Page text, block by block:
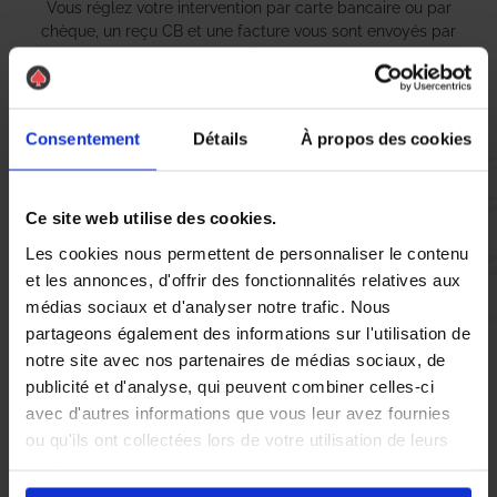
Consentement Détails À propos des cookies
Ce site web utilise des cookies.
Les cookies nous permettent de personnaliser le contenu
et les annonces, d'offrir des fonctionnalités relatives aux
médias sociaux et d'analyser notre trafic. Nous
partageons également des informations sur l'utilisation de
notre site avec nos partenaires de médias sociaux, de
publicité et d'analyse, qui peuvent combiner celles-ci
avec d'autres informations que vous leur avez fournies
ou qu'ils ont collectées lors de votre utilisation de leurs
Vous réglez votre intervention par carte bancaire ou par
chèque, un reçu CB et une facture vous sont envoyés par
mail.
Etape 5 :
Vous recevez une demande d’évaluation de votre expérience
Nous avons pensé à tout
À Villeurbanne, la présence de nid de guêpeset de frelons